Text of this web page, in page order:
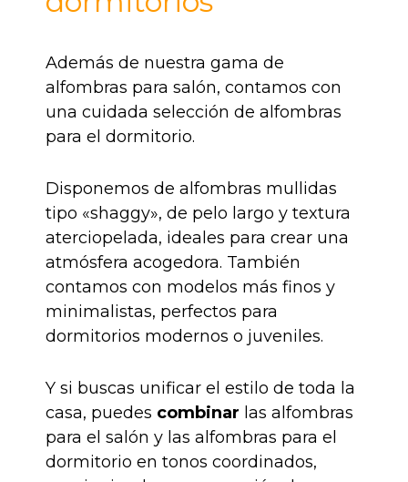
Además de nuestra gama de
alfombras para salón, contamos con
una cuidada selección de alfombras
para el dormitorio.
Disponemos de alfombras mullidas
tipo «shaggy», de pelo largo y textura
aterciopelada, ideales para crear una
atmósfera acogedora. También
contamos con modelos más finos y
minimalistas, perfectos para
dormitorios modernos o juveniles.
Y si buscas unificar el estilo de toda la
casa, puedes combinar las alfombras
para el salón y las alfombras para el
dormitorio en tonos coordinados,